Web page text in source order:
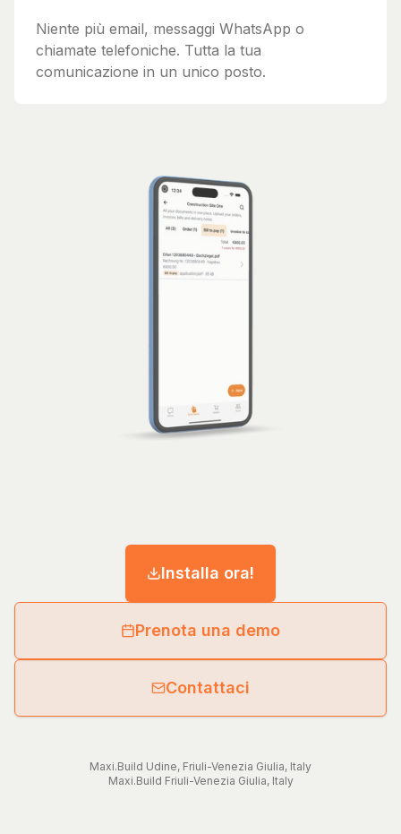
Niente più email, messaggi WhatsApp o
chiamate telefoniche. Tutta la tua
comunicazione in un unico posto.
Installa ora!
Prenota una demo
Contattaci
Maxi.Build Udine, Friuli-Venezia Giulia, Italy
Maxi.Build Friuli-Venezia Giulia, Italy